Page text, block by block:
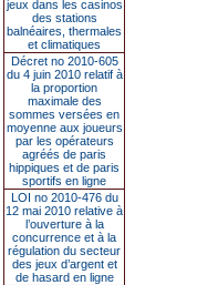
jeux dans les casinos
des stations
balnéaires, thermales
et climatiques
Décret no 2010-605
du 4 juin 2010 relatif à
la proportion
maximale des
sommes versées en
moyenne aux joueurs
par les opérateurs
agréés de paris
hippiques et de paris
sportifs en ligne
LOI no 2010-476 du
12 mai 2010 relative à
l’ouverture à la
concurrence et à la
régulation du secteur
des jeux d’argent et
de hasard en ligne